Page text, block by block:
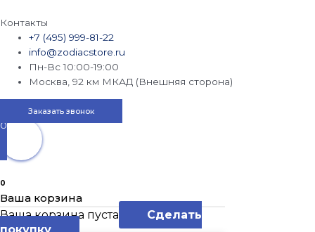
Контакты
+7 (495) 999-81-22
info@zodiacstore.ru
Пн-Вс 10:00-19:00
Москва, 92 км МКАД (Внешняя сторона)
Заказать звонок
0
0
Ваша корзина
Ваша корзина пуста
Сделать